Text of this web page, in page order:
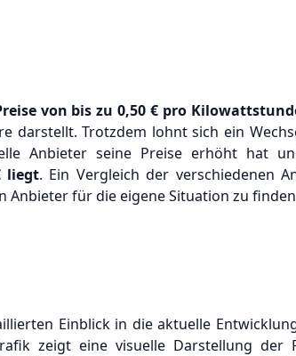
von bis zu0,50 € pro
darstellt. Trotzdem lohnt sich ein
Anbieter seine Preise erhöht hat
liegt. Ein Vergleich der verschiedenen
für die eigene Situation zu
Einblick in die aktuelle
zeigt eine visuelle Darstellung der